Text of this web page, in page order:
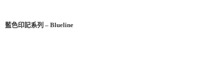
藍色印記系列 – Blueline